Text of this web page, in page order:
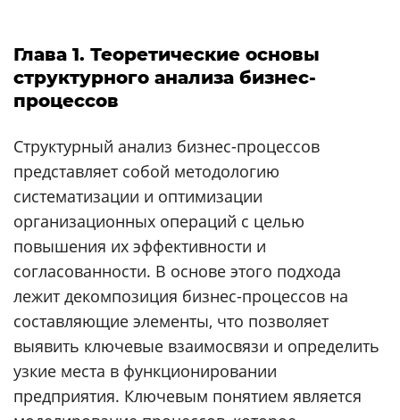
Глава 1. Теоретические основы
структурного анализа бизнес-
процессов
Структурный анализ бизнес-процессов
представляет собой методологию
систематизации и оптимизации
организационных операций с целью
повышения их эффективности и
согласованности. В основе этого подхода
лежит декомпозиция бизнес-процессов на
составляющие элементы, что позволяет
выявить ключевые взаимосвязи и определить
узкие места в функционировании
предприятия. Ключевым понятием является